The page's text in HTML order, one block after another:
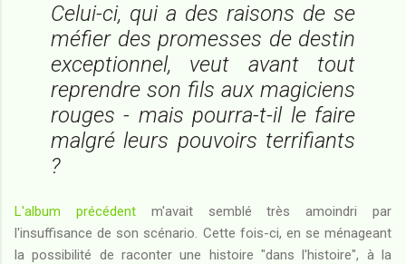
Celui-ci, qui a des raisons de se
méfier des promesses de destin
exceptionnel, veut avant tout
reprendre son fils aux magiciens
rouges - mais pourra-t-il le faire
malgré leurs pouvoirs terrifiants
?
L'album précédentm'avait semblé très amoindri par
l'insuffisance de son scénario. Cette fois-ci, en se ménageant
la possibilité de raconter une histoire "dans l'histoire", à la